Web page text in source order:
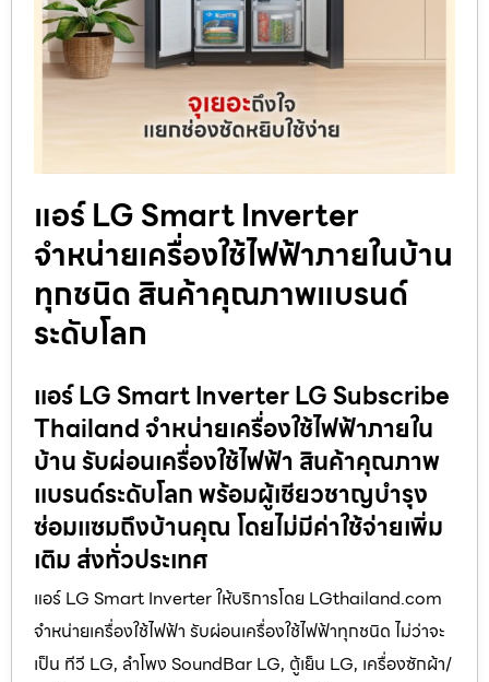
แอร์ LG Smart Inverter
จำหน่ายเครื่องใช้ไฟฟ้าภายในบ้าน
ทุกชนิด สินค้าคุณภาพแบรนด์
ระดับโลก
แอร์ LG Smart Inverter LG Subscribe
Thailand จำหน่ายเครื่องใช้ไฟฟ้าภายใน
บ้าน รับผ่อนเครื่องใช้ไฟฟ้า สินค้าคุณภาพ
แบรนด์ระดับโลก พร้อมผู้เชียวชาญบำรุง
ซ่อมแซมถึงบ้านคุณ โดยไม่มีค่าใช้จ่ายเพิ่ม
เติม ส่งทั่วประเทศ
แอร์ LG Smart Inverter ให้บริการโดย LGthailand.com
จำหน่ายเครื่องใช้ไฟฟ้า รับผ่อนเครื่องใช้ไฟฟ้าทุกชนิด ไม่ว่าจะ
เป็น ทีวี LG, ลำโพง SoundBar LG, ตู้เย็น LG, เครื่องซักผ้า/